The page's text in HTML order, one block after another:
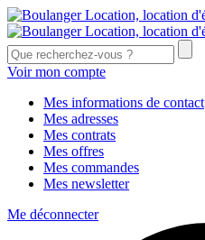
Voir mon compte
Mes informations de contact
Mes adresses
Mes contrats
Mes offres
Mes commandes
Mes newsletter
Me déconnecter